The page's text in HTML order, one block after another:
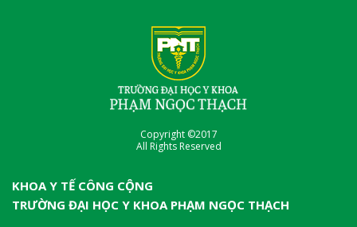
Copyright ©2017
All Rights Reserved
KHOA Y TẾ CÔNG CỘNG
TRƯỜNG ĐẠI HỌC Y KHOA PHẠM NGỌC THẠCH